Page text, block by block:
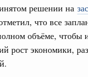
решении на
что все
объёме, чтобы
рост экономики,
технологий
Кравцов
на